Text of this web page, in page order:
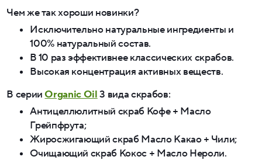
Чем же так хороши новинки?
Исключительно натуральные ингредиенты и
100% натуральный состав.
В 10 раз эффективнее классических скрабов.
Высокая концентрация активных веществ.
В серииOrganic Oil3 вида скрабов:
Антицеллюлитный скраб Кофе + Масло
Грейпфрута;
Жиросжигающий скраб Масло Какао + Чили;
Очищающий скраб Кокос + Масло Нероли.